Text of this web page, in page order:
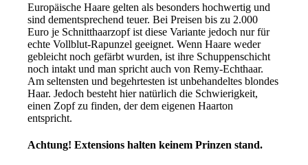
Europäische Haare gelten als besonders hochwertig und
sind dementsprechend teuer. Bei Preisen bis zu 2.000
Euro je Schnitthaarzopf ist diese Variante jedoch nur für
echte Vollblut-Rapunzel geeignet. Wenn Haare weder
gebleicht noch gefärbt wurden, ist ihre Schuppenschicht
noch intakt und man spricht auch von Remy-Echthaar.
Am seltensten und begehrtesten ist unbehandeltes blondes
Haar. Jedoch besteht hier natürlich die Schwierigkeit,
einen Zopf zu finden, der dem eigenen Haarton
entspricht.
Achtung! Extensions halten keinem Prinzen stand.